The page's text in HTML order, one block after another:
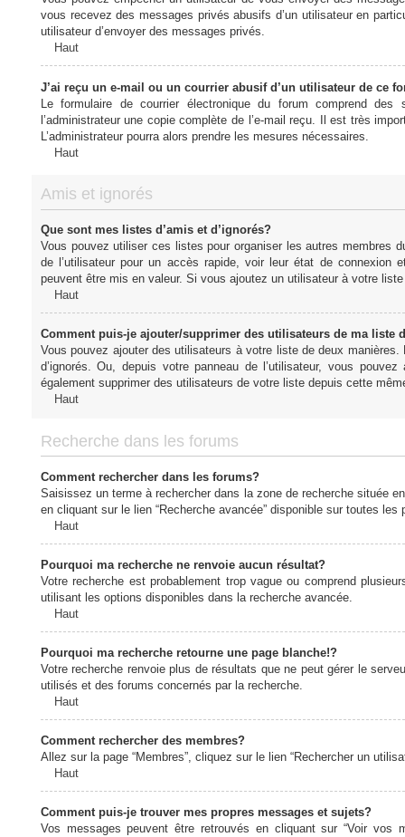
vous recevez des messages privés abusifs d’un utilisateur en
utilisateur d’envoyer des messages privés.
Haut
J’ai reçu un e-mail ou un courrier abusif d’un utilisateur de ce
Le formulaire de courrier électronique du forum comprend
l’administrateur une copie complète de l’e-mail reçu. Il est très
L’administrateur pourra alors prendre les mesures nécessaires.
Haut
Amis et ignorés
Que sont mes listes d’amis et d’ignorés?
Vous pouvez utiliser ces listes pour organiser les autres membres
de l’utilisateur pour un accès rapide, voir leur état de connexion
peuvent être mis en valeur. Si vous ajoutez un utilisateur à votre
Haut
Comment puis-je ajouter/supprimer des utilisateurs de ma liste
Vous pouvez ajouter des utilisateurs à votre liste de deux
d’ignorés. Ou, depuis votre panneau de l’utilisateur, vous
également supprimer des utilisateurs de votre liste depuis cette
Haut
Recherche dans les forums
Comment rechercher dans les forums?
Saisissez un terme à rechercher dans la zone de recherche située
en cliquant sur le lien “Recherche avancée” disponible sur toutes
Haut
Pourquoi ma recherche ne renvoie aucun résultat?
Votre recherche est probablement trop vague ou comprend
utilisant les options disponibles dans la recherche avancée.
Haut
Pourquoi ma recherche retourne une page blanche!?
Votre recherche renvoie plus de résultats que ne peut gérer le
utilisés et des forums concernés par la recherche.
Haut
Comment rechercher des membres?
Allez sur la page “Membres”, cliquez sur le lien “Rechercher un
Haut
Comment puis-je trouver mes propres messages et sujets?
Vos messages peuvent être retrouvés en cliquant sur “Voir vos